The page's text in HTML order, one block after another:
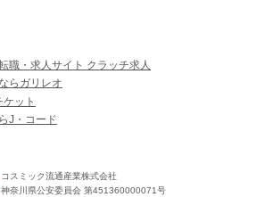
職・求人サイト クラッチ求人
らガリレオ
ット
J・コード
コスミック流通産業株式会社
神奈川県公安委員会 第451360000071号